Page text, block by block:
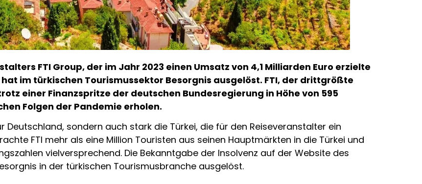
FTI Group, der im Jahr 2023 einen Umsatz von 4,1 Milliarden Euro erzielte
im türkischen Tourismussektor Besorgnis ausgelöst. FTI, der drittgrößte
einer Finanzspritze der deutschen Bundesregierung in Höhe von 595
Folgen der Pandemie erholen.
Deutschland, sondern auch stark die Türkei, die für den Reiseveranstalter ein
FTI mehr als eine Million Touristen aus seinen Hauptmärkten in die Türkei und
vielversprechend. Die Bekanntgabe der Insolvenz auf der Website des
in der türkischen Tourismusbranche ausgelöst.